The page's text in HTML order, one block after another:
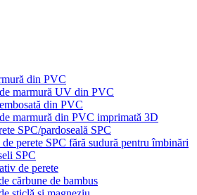
din PVC
marmură UV din PVC
din PVC
marmură din PVC imprimată 3D
SPC/pardoseală SPC
de perete SPC fără sudură pentru îmbinări
SPC
de perete
cărbune de bambus